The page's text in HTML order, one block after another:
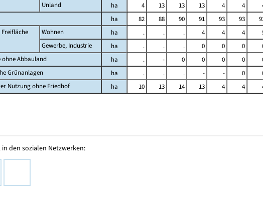
Unland
ha 4 13 13 13 4 4
ha 82 88 90 91 93 93
Wohnen ha . . . 4 4 4
Gewerbe, Industrie
ha . . . 0 0 0
ohne Abbauland
ha . - 0 0 0 0
Grünanlagen
ha . . . - - 0
Nutzung ohne Friedhof
ha 10 13 14 13 4 4
den sozialen Netzwerken: